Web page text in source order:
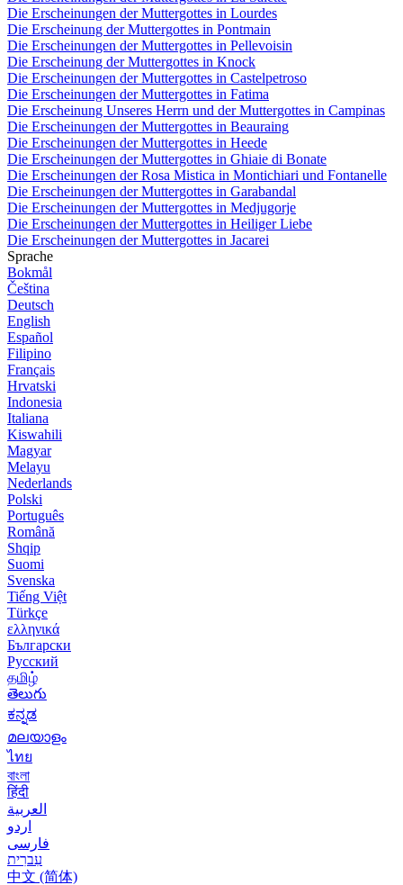
Die Erscheinungen der Muttergottes in Lourdes
Die Erscheinung der Muttergottes in Pontmain
Die Erscheinungen der Muttergottes in Pellevoisin
Die Erscheinung der Muttergottes in Knock
Die Erscheinungen der Muttergottes in Castelpetroso
Die Erscheinungen der Muttergottes in Fatima
Die Erscheinung Unseres Herrn und der Muttergottes in Campinas
Die Erscheinungen der Muttergottes in Beauraing
Die Erscheinungen der Muttergottes in Heede
Die Erscheinungen der Muttergottes in Ghiaie di Bonate
Die Erscheinungen der Rosa Mistica in Montichiari und Fontanelle
Die Erscheinungen der Muttergottes in Garabandal
Die Erscheinungen der Muttergottes in Medjugorje
Die Erscheinungen der Muttergottes in Heiliger Liebe
Die Erscheinungen der Muttergottes in Jacarei
Sprache
Bokmål
Čeština
Deutsch
English
Español
Filipino
Français
Hrvatski
Indonesia
Italiana
Kiswahili
Magyar
Melayu
Nederlands
Polski
Português
Română
Shqip
Suomi
Svenska
Tiếng Việt
Türkçe
ελληνικά
Български
Русский
தமிழ்
తెలుగు
ಕನ್ನಡ
മലയാളം
ไทย
বাংলা
हिंदी
العربية
اردو
فارسی
עִברִית
中文 (简体)